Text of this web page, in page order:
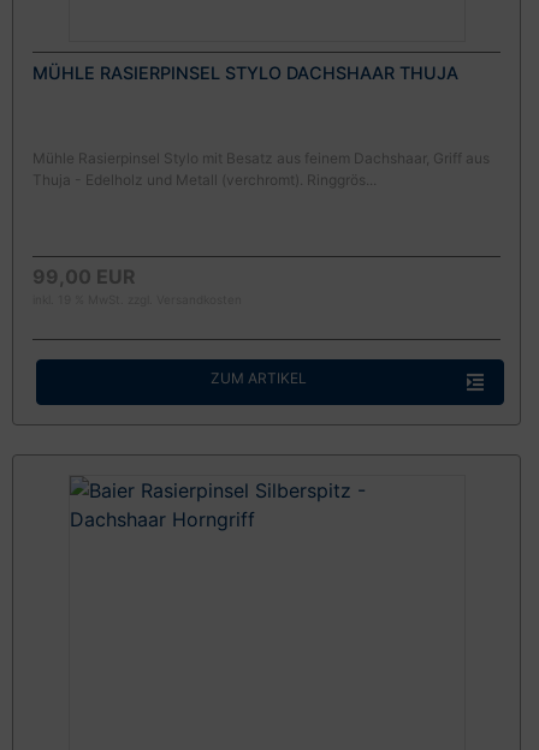
MÜHLE RASIERPINSEL STYLO DACHSHAAR THUJA
Mühle Rasierpinsel Stylo mit Besatz aus feinem Dachshaar, Griff aus
Thuja - Edelholz und Metall (verchromt). Ringgrös...
99,00 EUR
ZUM ARTIKEL